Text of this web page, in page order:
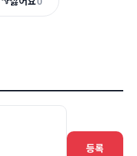
등록